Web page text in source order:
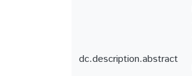
dc.description.abstract